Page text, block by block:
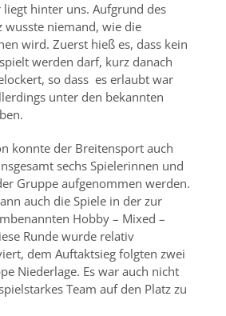
liegt hinter uns. Aufgrund des
wusste niemand, wie die
wird. Zuerst hieß es, dass kein
werden darf, kurz danach
so dass es erlaubt war
unter den bekannten
konnte der Breitensport auch
sechs Spielerinnen und
Gruppe aufgenommen werden.
auch die Spiele in der zur
Hobby – Mixed –
Runde wurde relativ
dem Auftaktsieg folgten zwei
Niederlage. Es war auch nicht
Team auf den Platz zu